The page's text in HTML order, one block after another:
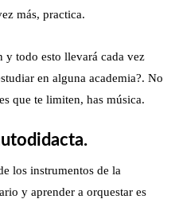
más, practica.
y todo esto llevará cada vez
en alguna academia?. No
que te limiten, has música.
los instrumentos de la
y aprender a orquestar es